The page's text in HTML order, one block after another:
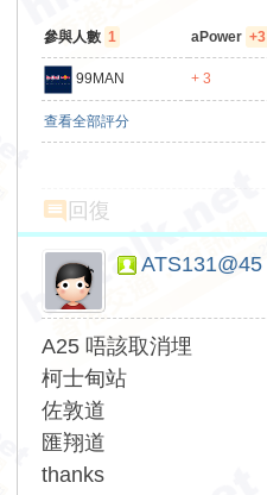
參與人數 1 aPower +3
99MAN + 3
查看全部評分
回復
ATS131@45
A25 唔該取消埋
柯士甸站
佐敦道
匯翔道
thanks